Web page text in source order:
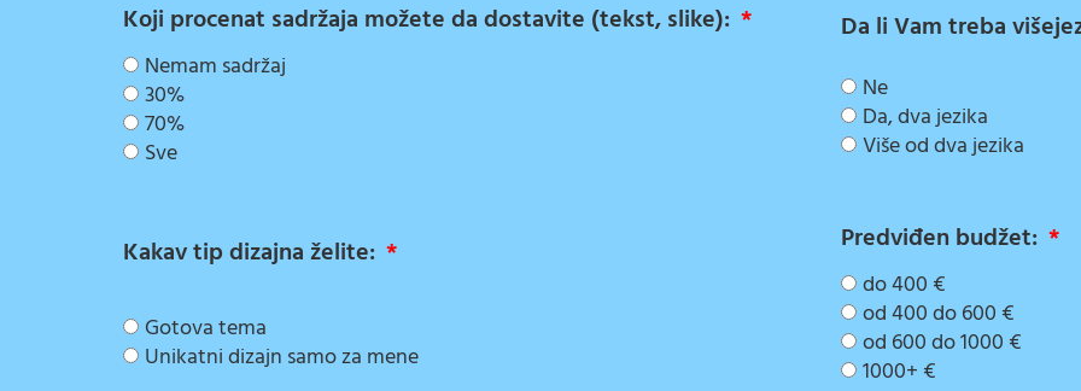
Koji procenat sadržaja možete da dostavite (tekst, slike):
Nemam sadržaj
30%
70%
Sve
Da li Vam treba
Ne
Da, dva jezika
Više od dva jezika
Kakav tip dizajna želite:
Gotova tema
Unikatni dizajn samo za mene
Predviđen budžet:
do 400 €
od 400 do 600 €
od 600 do 1000 €
1000+ €